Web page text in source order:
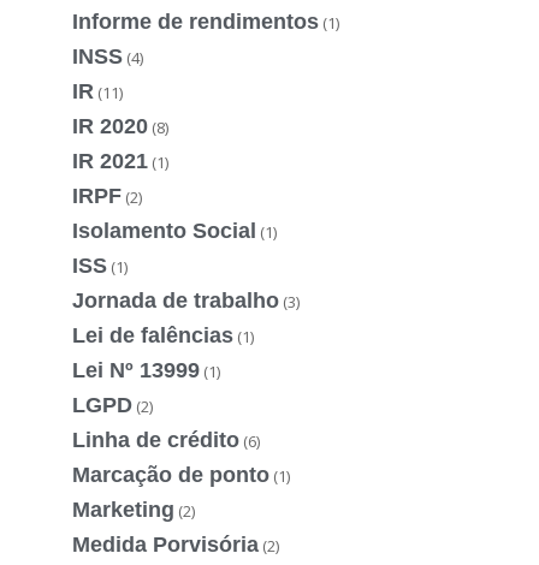
Informe de rendimentos (1)
INSS (4)
IR (11)
IR 2020 (8)
IR 2021 (1)
IRPF (2)
Isolamento Social (1)
ISS (1)
Jornada de trabalho (3)
Lei de falências (1)
Lei Nº 13999 (1)
LGPD (2)
Linha de crédito (6)
Marcação de ponto (1)
Marketing (2)
Medida Porvisória (2)